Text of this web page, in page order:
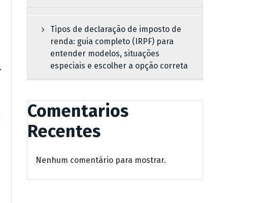
Tipos de declaração de imposto de
renda: guia completo (IRPF) para
entender modelos, situações
especiais e escolher a opção correta
Comentarios
Recentes
Nenhum comentário para mostrar.